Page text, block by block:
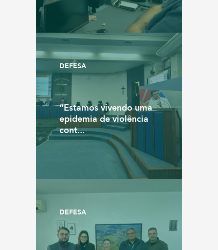
DEFESA
“Estamos vivendo uma
epidemia de violência
cont...
DEFESA